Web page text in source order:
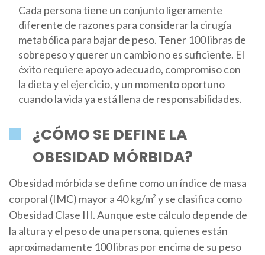
Cada persona tiene un conjunto ligeramente
diferente de razones para considerar la cirugía
metabólica para bajar de peso. Tener 100 libras de
sobrepeso y querer un cambio no es suficiente. El
éxito requiere apoyo adecuado, compromiso con
la dieta y el ejercicio, y un momento oportuno
cuando la vida ya está llena de responsabilidades.
¿CÓMO SE DEFINE LA
OBESIDAD MÓRBIDA?
Obesidad mórbida se define como un índice de masa
corporal (IMC) mayor a 40 kg/m² y se clasifica como
Obesidad Clase III. Aunque este cálculo depende de
la altura y el peso de una persona, quienes están
aproximadamente 100 libras por encima de su peso